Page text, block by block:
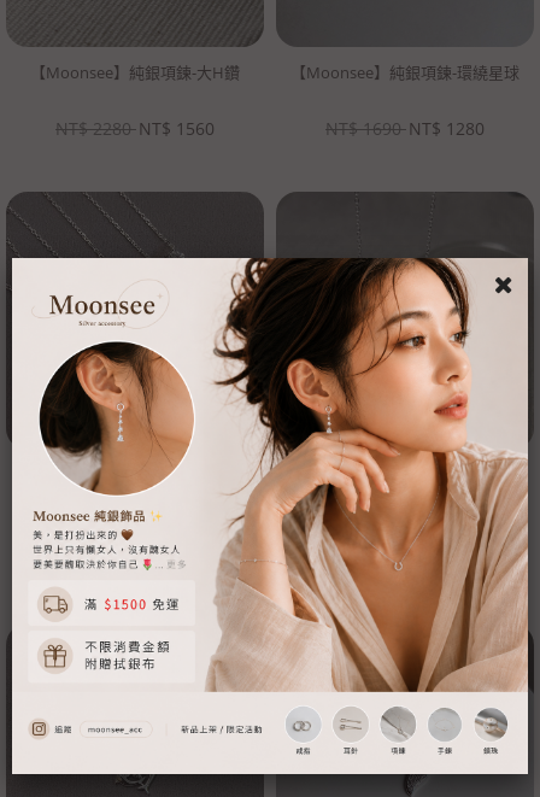
【Moonsee】純銀項鍊-大H鑽
NT$ 2280 NT$ 1560
【Moonsee】純銀項鍊-環繞星球
NT$ 1690 NT$ 1280
【Moonsee】純銀項鍊-氣質單鑽 3
個尺寸可選
NT$ 1680 ~ NT$
NT$
1080 ~ NT$ 1480
【Moonsee】純銀項鍊-微笑帶鑽
NT$ 1160 NT$ 780